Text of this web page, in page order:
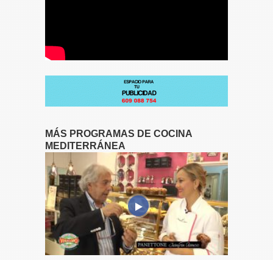
MÁS PROGRAMAS DE COCINA
MEDITERRÁNEA